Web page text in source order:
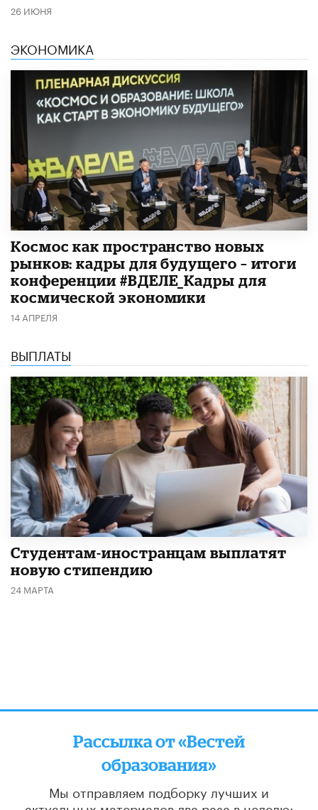
26 ИЮНЯ
ЭКОНОМИКА
Космос как пространство новых
рынков: кадры для будущего – итоги
конференции #ВДЕЛЕ_Кадры для
космической экономики
14 АПРЕЛЯ
ВЫПЛАТЫ
Студентам-иностранцам выплатят
новую стипендию
24 МАРТА
Рассылка от «Вестей
образования»
Мы отправляем подборку лучших и